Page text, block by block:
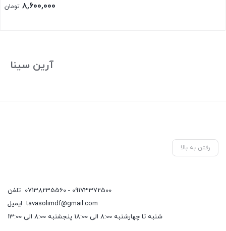
۸,۶۰۰,۰۰۰ تومان
آرین سینا
رفتن به بالا
07138235560 - 09173372500
ایمیلtavasolimdf@gmail.com
شنبه تا چهارشنبه 8:00 الی 18:00 پنجشنبه 8:00 الی 13:00